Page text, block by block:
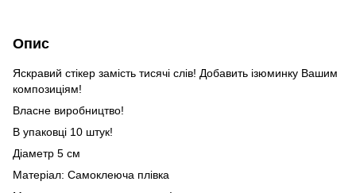
Опис
Яскравий стікер замість тисячі слів! Добавить ізюминку Вашим
композиціям!
Власне виробництво!
В упаковці 10 штук!
Діаметр 5 см
Матеріал: Самоклеюча плівка